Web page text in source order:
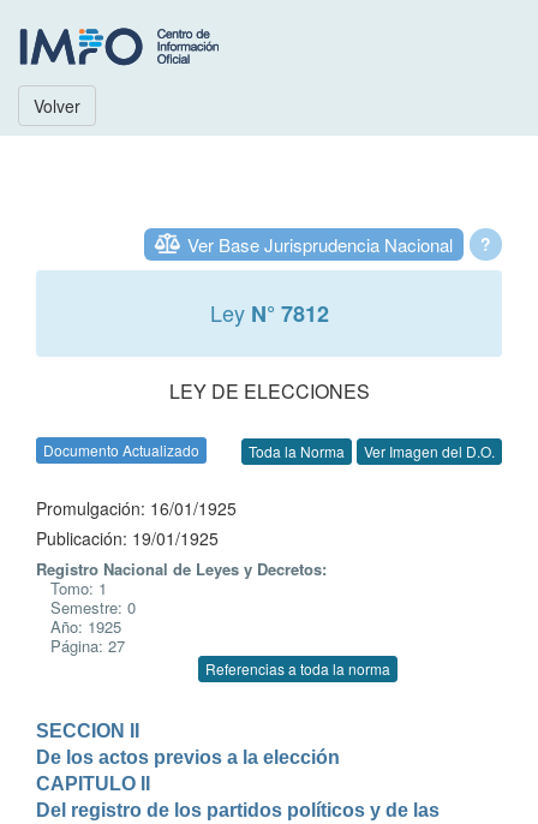
Volver
?
Ver Base Jurisprudencia Nacional
Ley N° 7812
LEY DE ELECCIONES
Documento Actualizado Toda la Norma Ver Imagen del D.O.
Promulgación: 16/01/1925
Publicación: 19/01/1925
Registro Nacional de Leyes y Decretos:
Tomo: 1
Semestre: 0
Año: 1925
Página: 27
Referencias a toda la norma
SECCION II
De los actos previos a la elección
CAPITULO II
Del registro de los partidos políticos y de las